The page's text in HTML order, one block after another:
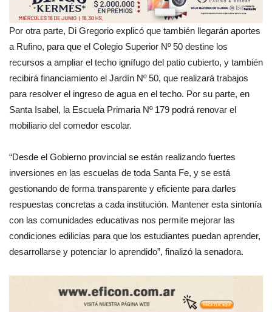
Por otra parte, Di Gregorio explicó que también llegarán aportes
a Rufino, para que el Colegio Superior Nº 50 destine los
recursos a ampliar el techo ignífugo del patio cubierto, y también
recibirá financiamiento el Jardín Nº 50, que realizará trabajos
para resolver el ingreso de agua en el techo. Por su parte, en
Santa Isabel, la Escuela Primaria Nº 179 podrá renovar el
mobiliario del comedor escolar.
“Desde el Gobierno provincial se están realizando fuertes
inversiones en las escuelas de toda Santa Fe, y se está
gestionando de forma transparente y eficiente para darles
respuestas concretas a cada institución. Mantener esta sintonía
con las comunidades educativas nos permite mejorar las
condiciones edilicias para que los estudiantes puedan aprender,
desarrollarse y potenciar lo aprendido”, finalizó la senadora.